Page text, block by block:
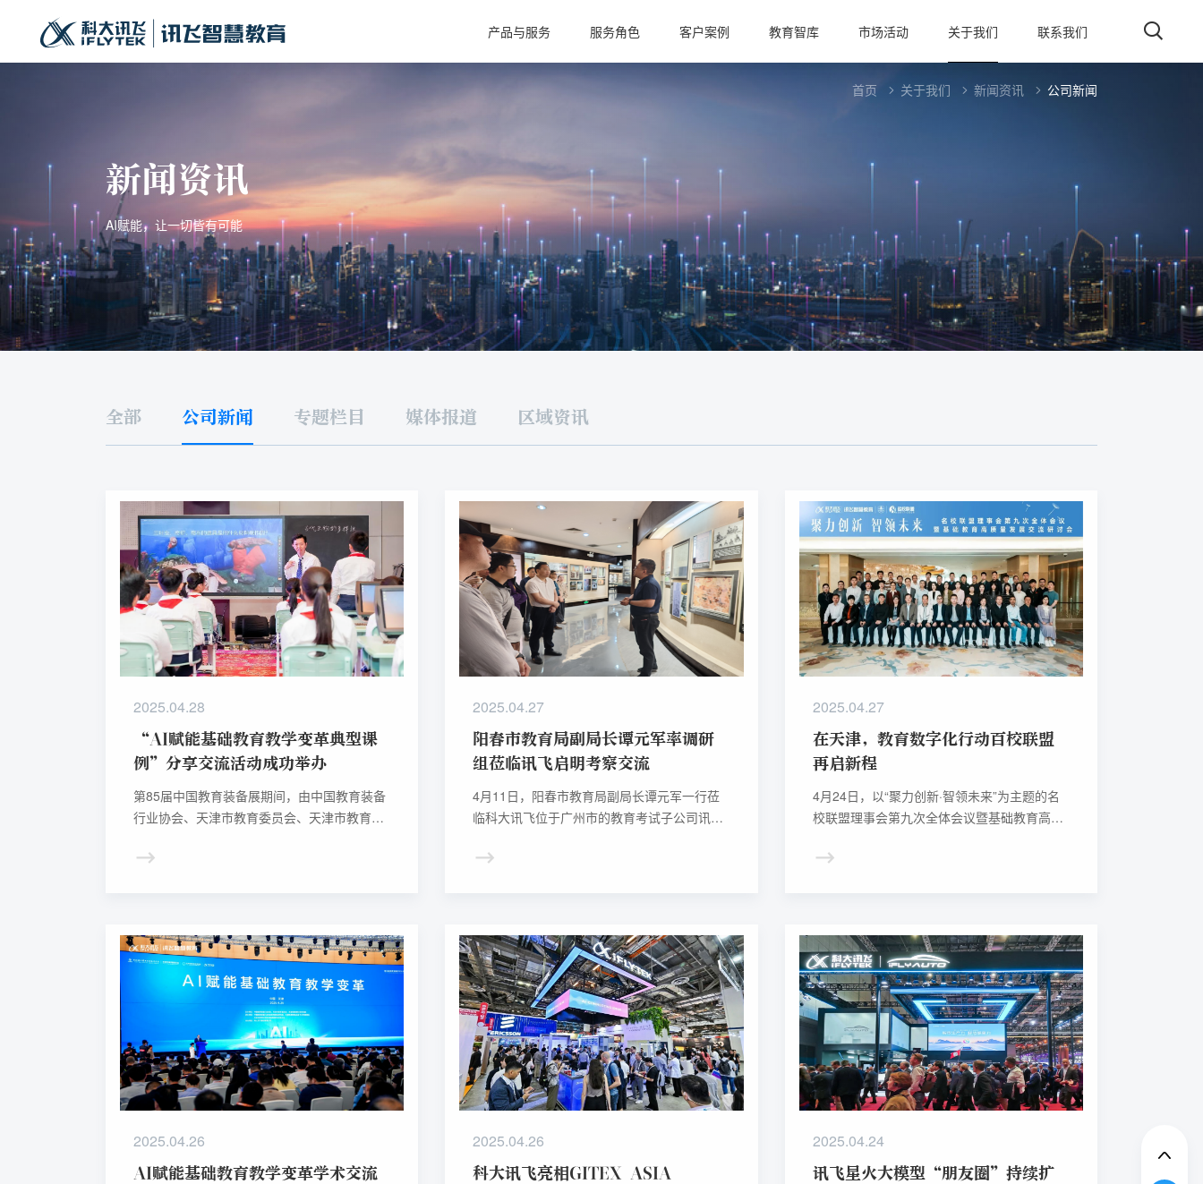
产品与服务 服务角色 客户案例 教育智库 市场活动 关于我们 联系我们
首页 关于我们 新闻资讯 公司新闻
新闻资讯
AI赋能，让一切皆有可能
全部 公司新闻 专题栏目 媒体报道 区域资讯
2025.04.28
“AI赋能基础教育教学变革典型课
例”分享交流活动成功举办
第85届中国教育装备展期间，由中国教育装备
行业协会、天津市教育委员会、天津市教育科
教科院课程中心共同承办的“AI赋能基础教育教
活动在天津市实验小学、天津市第四十二中
学、天津市实验中学、天津市南开中学和天津
市耀华中学同步开展。
2025.04.27
阳春市教育局副局长谭元军率调研
组莅临讯飞启明考察交流
4月11日，阳春市教育局副局长谭元军一行莅
临科大讯飞位于广州市的教育考试子公司讯飞
合展开深入探讨。
2025.04.27
在天津，教育数字化行动百校联盟
再启新程
4月24日，以“聚力创新·智领未来”为主题的名
校联盟理事会第九次全体会议暨基础教育高质
校长、与会专家、学者就新一代人工智能技术
化应用名校联盟”正式更名为“教育数字化行动
百校联盟”，开启联盟新征程。
2025.04.26
AI赋能基础教育教学变革学术交流
2025.04.26
科大讯飞亮相GITEX ASIA
2025.04.24
讯飞星火大模型“朋友圈”持续扩